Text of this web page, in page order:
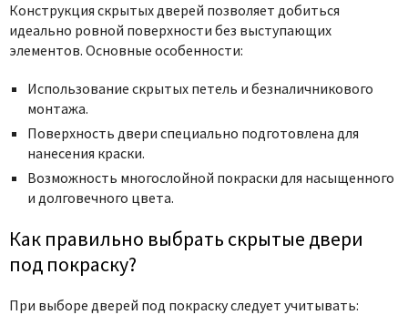
Конструкция скрытых дверей позволяет добиться
идеально ровной поверхности без выступающих
элементов. Основные особенности:
Использование скрытых петель и безналичникового
монтажа.
Поверхность двери специально подготовлена для
нанесения краски.
Возможность многослойной покраски для насыщенного
и долговечного цвета.
Как правильно выбрать скрытые двери
под покраску?
При выборе дверей под покраску следует учитывать: